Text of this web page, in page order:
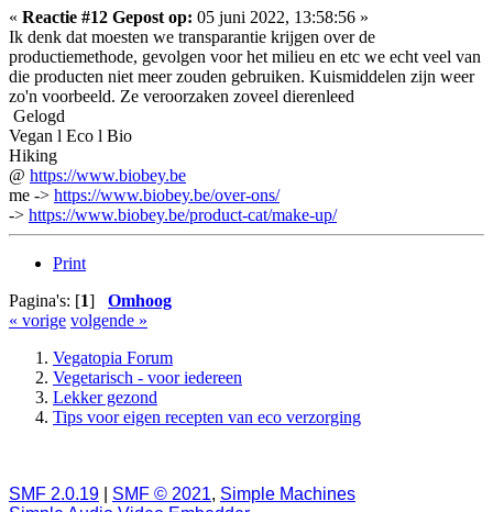
« Reactie #12 Gepost op: 05 juni 2022, 13:58:56 »
Ik denk dat moesten we transparantie krijgen over de
productiemethode, gevolgen voor het milieu en etc we echt veel van
die producten niet meer zouden gebruiken. Kuismiddelen zijn weer
zo'n voorbeeld. Ze veroorzaken zoveel dierenleed
Gelogd
Vegan l Eco l Bio
Hiking
@ https://www.biobey.be
me -> https://www.biobey.be/over-ons/
-> https://www.biobey.be/product-cat/make-up/
Print
Pagina's: [1] Omhoog
« vorige volgende »
Vegatopia Forum
Vegetarisch - voor iedereen
Lekker gezond
Tips voor eigen recepten van eco verzorging
SMF 2.0.19 SMF © 2021, Simple Machines